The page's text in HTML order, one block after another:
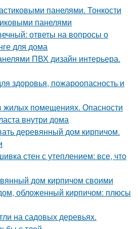
панелями. Тонкости
панелями
ответы на вопросы о
для дома
ПВХ дизайн интерьера.
здоровья, пожароопасность и
жилых помещениях. Опасности
внутри дома
деревянный дом кирпичом.
стен с утеплением: все, что
дом кирпичом своими
обложенный кирпичом: плюсы
на садовых деревьях.